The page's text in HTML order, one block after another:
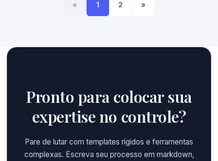
« 1 2 »
Pronto para colocar sua
expertise no controle?
Pare de lutar com templates rígidos e ferramentas
complexas. Escreva seu processo em markdown,